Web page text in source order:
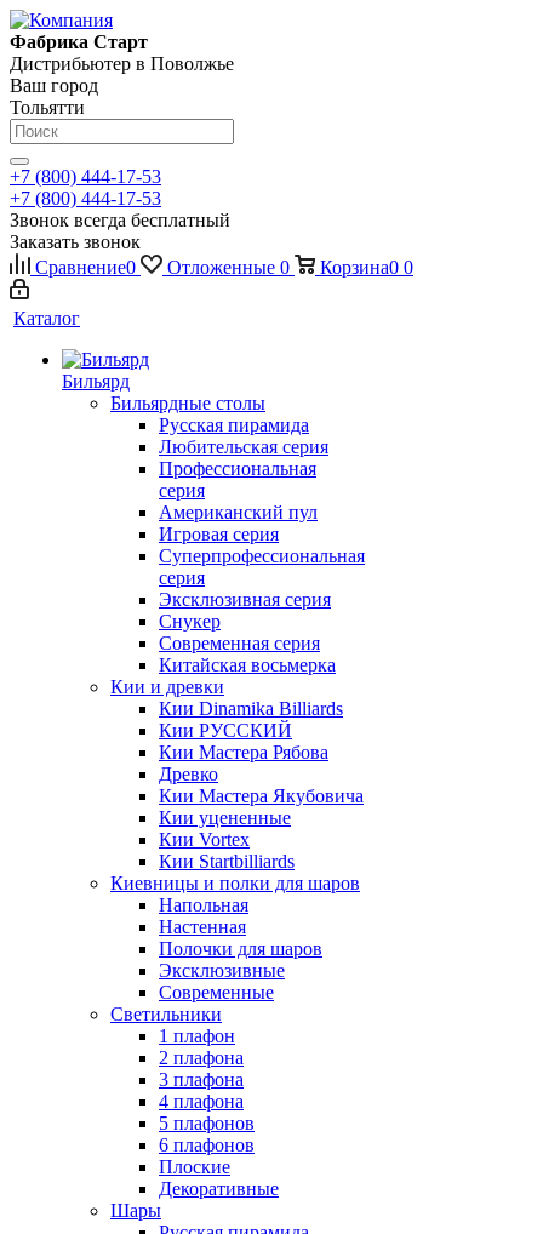
Фабрика Старт
Дистрибьютер в Поволжье
Ваш город
Тольятти
+7 (800) 444-17-53
+7 (800) 444-17-53
Звонок всегда бесплатный
Заказать звонок
Сравнение0 Отложенные 0 Корзина0 0
Каталог
Бильярд
Бильярдные столы
Русская пирамида
Любительская серия
Профессиональная
серия
Американский пул
Игровая серия
Суперпрофессиональная
серия
Эксклюзивная серия
Снукер
Современная серия
Китайская восьмерка
Кии и древки
Кии Dinamika Billiards
Кии РУССКИЙ
Кии Мастера Рябова
Древко
Кии Мастера Якубовича
Кии уцененные
Кии Vortex
Кии Startbilliards
Киевницы и полки для шаров
Напольная
Настенная
Полочки для шаров
Эксклюзивные
Современные
Светильники
1 плафон
2 плафона
3 плафона
4 плафона
5 плафонов
6 плафонов
Плоские
Декоративные
Шары